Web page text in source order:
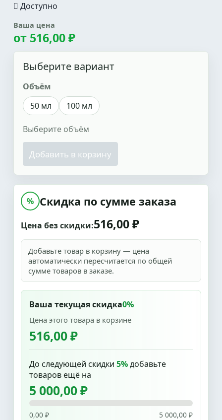
Доступно
Ваша цена
от 516,00 ₽
Выберите вариант
Объём
50 мл
100 мл
Выберите объём
Добавить в корзину
% Скидка по сумме заказа
Цена без скидки:516,00 ₽
Добавьте товар в корзину — цена
автоматически пересчитается по общей
сумме товаров в заказе.
Ваша текущая скидка0%
Цена этого товара в корзине
516,00 ₽
До следующей скидки 5%добавьте
товаров ещё на
5 000,00 ₽
0,00 ₽ 5 000,00 ₽